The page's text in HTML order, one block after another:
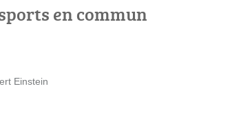
en commun
Einstein